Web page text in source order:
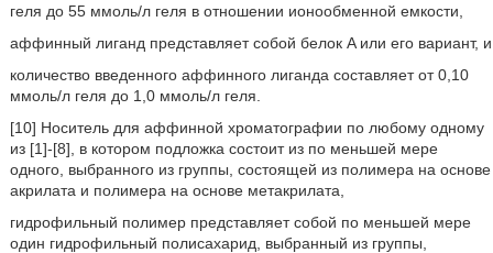
геля до 55 ммоль/л геля в отношении ионообменной емкости,
аффинный лиганд представляет собой белок A или его вариант, и
количество введенного аффинного лиганда составляет от 0,10
ммоль/л геля до 1,0 ммоль/л геля.
[10] Носитель для аффинной хроматографии по любому одному
из [1]-[8], в котором подложка состоит из по меньшей мере
одного, выбранного из группы, состоящей из полимера на основе
акрилата и полимера на основе метакрилата,
гидрофильный полимер представляет собой по меньшей мере
один гидрофильный полисахарид, выбранный из группы,